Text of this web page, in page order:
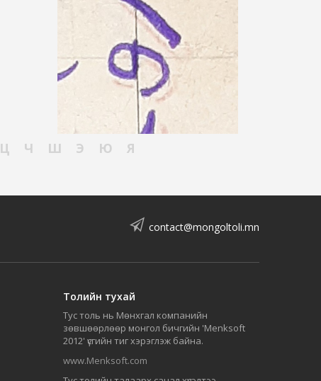
Ц Ч Ш Э Ю Я
contact@mongoltoli.mn
Толийн тухай
Тус толь нь Мөнхгал компанийн
зөвшөөрлөөр монгол бичгийн 'Menksoft
2012' үсгийн тиг хэрэглэж байна.
www.Menksoft.com